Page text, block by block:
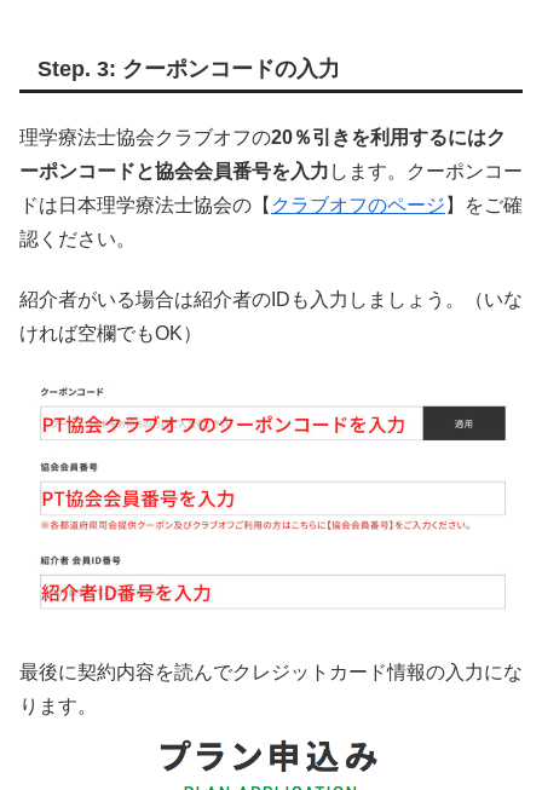
Step. 3: クーポンコードの入力
理学療法士協会クラブオフの20％引きを利用するにはク
ーポンコードと協会会員番号を入力 します。クーポンコー
ドは日本理学療法士協会の【 クラブオフのページ 】をご確
認ください。
紹介者がいる場合は紹介者のIDも入力しましょう。（いな
ければ空欄でもOK）
最後に契約内容を読んでクレジットカード情報の入力にな
ります。